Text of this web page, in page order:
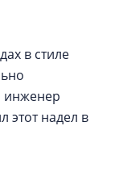
в стиле
инженер
этот надел в